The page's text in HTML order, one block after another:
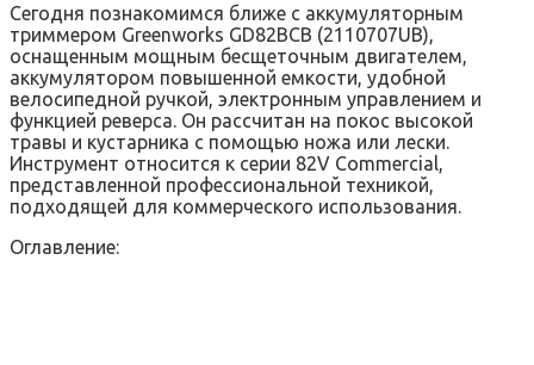
Сегодня познакомимся ближе с аккумуляторным
триммером Greenworks GD82BCB (2110707UB),
оснащенным мощным бесщеточным двигателем,
аккумулятором повышенной емкости, удобной
велосипедной ручкой, электронным управлением и
функцией реверса. Он рассчитан на покос высокой
травы и кустарника с помощью ножа или лески.
Инструмент относится к серии 82V Commercial,
представленной профессиональной техникой,
подходящей для коммерческого использования.
Оглавление: